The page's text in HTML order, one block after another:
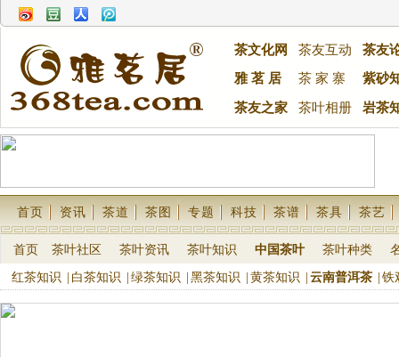
茶文化网 茶友互动
茶友
雅 茗 居
茶 家 寨 紫砂
茶友之家 茶叶相册 岩茶
首页 资讯 茶道 茶图 专题 科技 茶谱 茶具 茶艺
首页 茶叶社区 茶叶资讯 茶叶知识 中国茶叶 茶叶种类
红茶知识 白茶知识 绿茶知识 黑茶知识 黄茶知识 云南普洱茶 铁